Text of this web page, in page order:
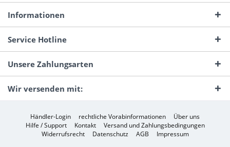
Informationen
Service Hotline
Unsere Zahlungsarten
Wir versenden mit:
Händler-Login rechtliche Vorabinformationen
Über uns
Hilfe / Support
Kontakt
Versand und Zahlungsbedingungen
Widerrufsrecht
Datenschutz AGB Impressum